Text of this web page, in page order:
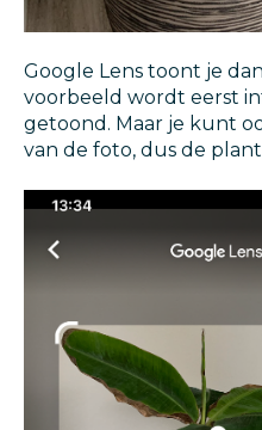
Google Lens toont je
voorbeeld wordt eerst
getoond. Maar je kunt
van de foto, dus de